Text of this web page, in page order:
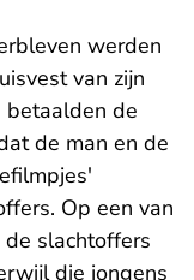
werden
van zijn
betaalden de
de man en de
Op een van
slachtoffers
die jongens